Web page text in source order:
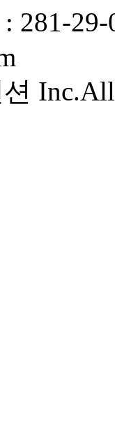
281-
Inc.All